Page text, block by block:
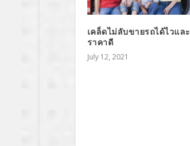
เคล็ดไม่ลับขายรถได้ไวและ
ราคาดี
July 12, 2021